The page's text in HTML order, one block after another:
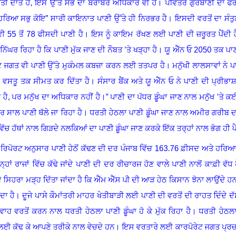
ਦਾਤ ਹੈ, ਇਸ ਉੱਤੇ ਸਭ ਦਾ ਬਰਾਬਰ ਅਧਿਕਾਰ ਵੀ ਹੈ ।ਪਵਿੱਤਰ ਗੁਰਬਾਣੀ ਦਾ
ਸਭੁ ਕੋਇ” ਸਾਰੀ ਕਾਇਨਾਤ ਪਾਣੀ ਉੱਤੇ ਹੀ ਨਿਰਭਰ ਹੈ । ਇਸਦੀ ਵਰਤੋਂ ਦਾ
55 ਤੋਂ 78 ਫੀਸਦੀ ਪਾਣੀ ਹੈ।ਇਸ ਨੂੰ ਕਾਇਮ ਰੱਖਣ ਲਈ ਪਾਣੀ ਦੀ ਜ਼ਰੂਰਤ ਪੈਂਦੀ
ਰਿਹਾ ਹੈ ਕਿ ਪਾਣੀ ਮੁੱਕ ਜਾਣ ਦੀ ਨੌਬਤ ’ਤੇ ਖੜ੍ਹਾ ਹੈ ।ਯੂ ਐੱਨ ਓ 2050 ਤਕ
ਜਗਤ ਵੀ ਪਾਣੀ ਉੱਤੇ ਮੁਕੰਮਲ ਕਬਜ਼ਾ ਕਰਨ ਲਈ ਤਤਪਰ ਹੈ।ਮਨੁੱਖੀ ਲਾਲਸਾਵਾਂ ਨੇ
ਤਕ ਸੀਮਤ ਕਰ ਦਿੱਤਾ ਹੈ।ਸੰਸਾਰ ਬੈਂਕ ਅਤੇ ਯੂ ਐੱਨ ਓ ਨੇ ਪਾਣੀ ਦੀ
ਹੈ,ਪਰ ਮਨੁੱਖ ਦਾ ਅਧਿਕਾਰ ਨਹੀਂ ਹੈ।” ਪਾਣੀ ਦਾ ਪੱਧਰ ਡੂੰਘਾ ਜਾਣ ਨਾਲ ਮਨੁੱਖ ’ਤੇ
ਸਾਲ ਪਾਣੀ ਥੱਲੇ ਜਾ ਰਿਹਾ ਹੈ।ਧਰਤੀ ਹੇਠਲਾ ਪਾਣੀ ਡੂੰਘਾ ਜਾਣ ਨਾਲ ਅਮੀਰ ਗਰੀਬ
ਹੱਥਾਂ ਨਾਲ ਗਿੜਦੇ ਨਲਕਿਆਂ ਦਾ ਪਾਣੀ ਡੂੰਘਾ ਜਾਣ ਕਰਕੇ ਇੱਕ ਤਰ੍ਹਾਂ ਨਾਲ ਭੋਗ ਹੀ
ਅਨੁਸਾਰ ਪਾਣੀ ਹੇਠੋਂ ਕੱਢਣ ਦੀ ਦਰ ਪੰਜਾਬ ਵਿੱਚ 163.76 ਫ਼ੀਸਦ ਅਤੇ
ਰਾਜਾਂ ਵਿੱਚ ਕੱਢੇ ਜਾਂਦੇ ਪਾਣੀ ਦੀ ਦਰ ਰੀਚਾਰਜ ਹੋਣ ਵਾਲੇ ਪਾਣੀ ਨਾਲੋਂ ਕਾਫ਼ੀ ਵੱਧ
ਮੜ੍ਹ ਦਿੱਤਾ ਜਾਂਦਾ ਹੈ ਕਿ ਐੱਮ ਐੱਸ ਪੀ ਦੀ ਆੜ ਹੇਠ ਕਿਸਾਨ ਝੋਨਾ ਲਾਉਂਦੇ
ਹੈ।ਦੂਜੇ ਪਾਸੇ ਕੌਮਾਂਤਰੀ ਮਾਹਰ ਖੇਤੀਬਾੜੀ ਲਈ ਪਾਣੀ ਦੀ ਵਰਤੋਂ ਦੀ ਰਾਹਤ ਦਿੰਦੇ
ਵਰਤੋਂ ਕਰਨ ਨਾਲ ਧਰਤੀ ਹੇਠਲਾ ਪਾਣੀ ਡੂੰਘਾ ਹੋ ਕੇ ਮੁੱਕ ਰਿਹਾ ਹੈ।ਧਰਤੀ
ਲਈ ਕੱਢ ਕੇ ਆਪਣੇ ਤਰੀਕੇ ਨਾਲ ਵੇਚਦੇ ਹਨ।ਇਸ ਵਰਤਾਰੇ ਲਈ ਕਾਰਪੋਰੇਟ ਜਗਤ